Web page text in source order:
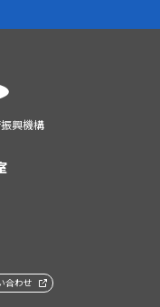
興機構
合わせ